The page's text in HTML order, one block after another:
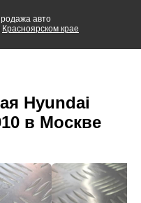
авто
Красноярском крае
Hyundai
в Москве